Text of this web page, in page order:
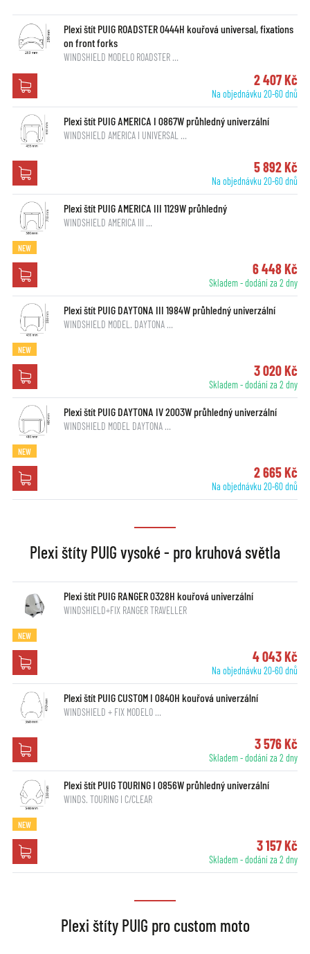
Plexi štít PUIG ROADSTER 0444H kouřová universal, fixations
on front forks
WINDSHIELD MODELO ROADSTER …
2 407 Kč
Na objednávku 20-60 dnů
Plexi štít PUIG AMERICA I 0867W průhledný univerzální
WINDSHIELD AMERICA I UNIVERSAL …
5 892 Kč
Na objednávku 20-60 dnů
Plexi štít PUIG AMERICA III 1129W průhledný
WINDSHIELD AMERICA III …
NEW
6 448 Kč
Skladem - dodání za 2 dny
Plexi štít PUIG DAYTONA III 1984W průhledný univerzální
WINDSHIELD MODEL. DAYTONA …
NEW
3 020 Kč
Skladem - dodání za 2 dny
Plexi štít PUIG DAYTONA IV 2003W průhledný univerzální
WINDSHIELD MODEL DAYTONA …
NEW
2 665 Kč
Na objednávku 20-60 dnů
Plexi štíty PUIG vysoké - pro kruhová světla
Plexi štít PUIG RANGER 0328H kouřová univerzální
WINDSHIELD+FIX RANGER TRAVELLER
NEW
4 043 Kč
Na objednávku 20-60 dnů
Plexi štít PUIG CUSTOM I 0840H kouřová univerzální
WINDSHIELD + FIX MODELO …
3 576 Kč
Skladem - dodání za 2 dny
Plexi štít PUIG TOURING I 0856W průhledný univerzální
WINDS. TOURING I C/CLEAR
NEW
3 157 Kč
Skladem - dodání za 2 dny
Plexi štíty PUIG pro custom moto